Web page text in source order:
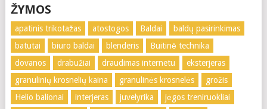
ŽYMOS
apatinis trikotažas atostogos Baldai
baldų pasirinkimas
batutai
biuro baldai blenderis
Buitinė technika
dovanos
drabužiai draudimas internetu
eksterjeras
granulinių krosnelių kaina
granulinės krosnelės
grožis
Helio balionai
interjeras juvelyrika
jėgos treniruokliai